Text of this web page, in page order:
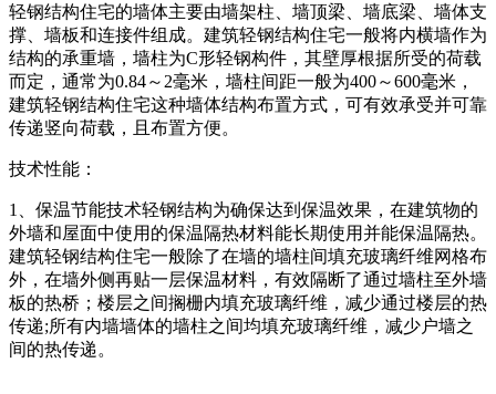
轻钢结构住宅的墙体主要由墙架柱、墙顶梁、墙底梁、墙体支
撑、墙板和连接件组成。建筑轻钢结构住宅一般将内横墙作为
结构的承重墙，墙柱为C形轻钢构件，其壁厚根据所受的荷载
而定，通常为0.84～2毫米，墙柱间距一般为400～600毫米，
建筑轻钢结构住宅这种墙体结构布置方式，可有效承受并可靠
传递竖向荷载，且布置方便。
技术性能：
1、保温节能技术轻钢结构为确保达到保温效果，在建筑物的
外墙和屋面中使用的保温隔热材料能长期使用并能保温隔热。
建筑轻钢结构住宅一般除了在墙的墙柱间填充玻璃纤维网格布
外，在墙外侧再贴一层保温材料，有效隔断了通过墙柱至外墙
板的热桥；楼层之间搁栅内填充玻璃纤维，减少通过楼层的热
传递;所有内墙墙体的墙柱之间均填充玻璃纤维，减少户墙之
间的热传递。